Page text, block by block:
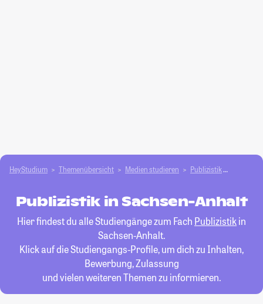
HeyStudium Themenübersicht Medien studieren Publizistik
Publizistik in Sachsen-Anhalt
Hier findest du alle Studiengänge zum Fach Publizistikin
Sachsen-Anhalt.
Klick auf die Studiengangs-Profile, um dich zu Inhalten,
Bewerbung, Zulassung
und vielen weiteren Themen zu informieren.